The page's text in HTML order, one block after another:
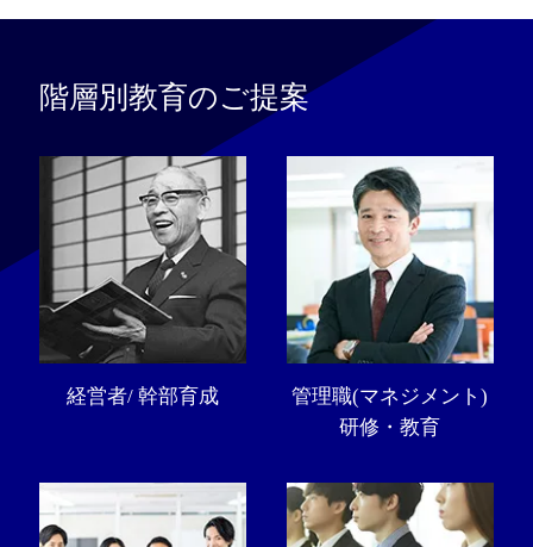
階層別教育のご提案
経営者/ 幹部育成
管理職(マネジメント)
研修・教育